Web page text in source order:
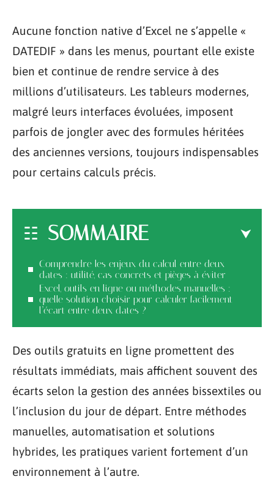
Aucune fonction native d’Excel ne s’appelle «
DATEDIF » dans les menus, pourtant elle existe
bien et continue de rendre service à des
millions d’utilisateurs. Les tableurs modernes,
malgré leurs interfaces évoluées, imposent
parfois de jongler avec des formules héritées
des anciennes versions, toujours indispensables
pour certains calculs précis.
SOMMAIRE
Comprendre les enjeux du calcul entre deux
dates : utilité, cas concrets et pièges à éviter
Excel, outils en ligne ou méthodes manuelles :
quelle solution choisir pour calculer facilement
l’écart entre deux dates ?
Des outils gratuits en ligne promettent des
résultats immédiats, mais affichent souvent des
écarts selon la gestion des années bissextiles ou
l’inclusion du jour de départ. Entre méthodes
manuelles, automatisation et solutions
hybrides, les pratiques varient fortement d’un
environnement à l’autre.